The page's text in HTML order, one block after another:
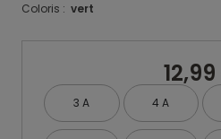
Coloris : vert
3 A 4 A